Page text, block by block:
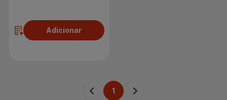
Adicionar
1